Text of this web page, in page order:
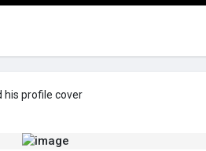
his profile cover